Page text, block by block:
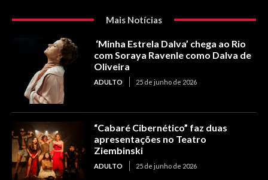
Mais Notícias
‘Minha Estrela Dalva’ chega ao Rio
com Soraya Ravenle como Dalva de
Oliveira
ADULTO 25 de junho de 2026
“Cabaré Cibernético” faz duas
apresentações no Teatro
Ziembinski
ADULTO 25 de junho de 2026